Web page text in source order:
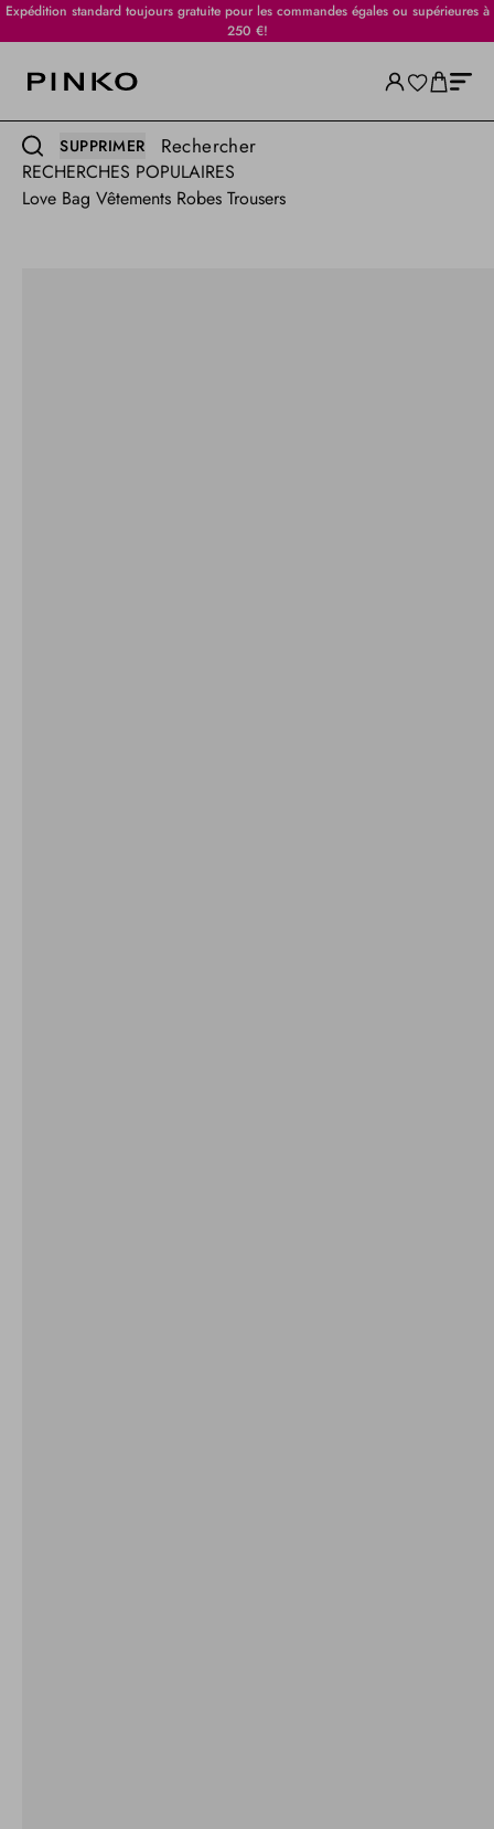
Expédition standard toujours gratuite pour les commandes égales ou supérieures à
250 €!
Rechercher
SUPPRIMER
RECHERCHES POPULAIRES
Love Bag Vêtements Robes Trousers